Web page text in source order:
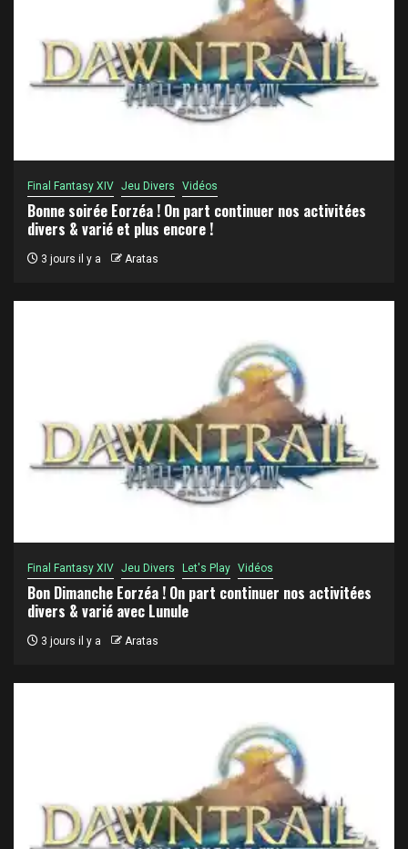
Final Fantasy XIV Jeu Divers Vidéos
Bonne soirée Eorzéa ! On part continuer nos activitées
divers & varié et plus encore !
3 jours il y a Aratas
Final Fantasy XIV Jeu Divers Let's Play Vidéos
Bon Dimanche Eorzéa ! On part continuer nos activitées
divers & varié avec Lunule
3 jours il y a Aratas